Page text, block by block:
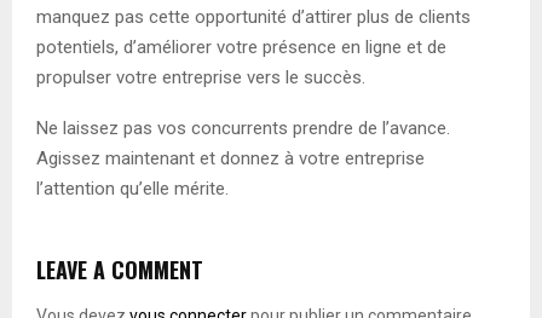
manquez pas cette opportunité d’attirer plus de clients
potentiels, d’améliorer votre présence en ligne et de
propulser votre entreprise vers le succès.
Ne laissez pas vos concurrents prendre de l’avance.
Agissez maintenant et donnez à votre entreprise
l’attention qu’elle mérite.
LEAVE A COMMENT